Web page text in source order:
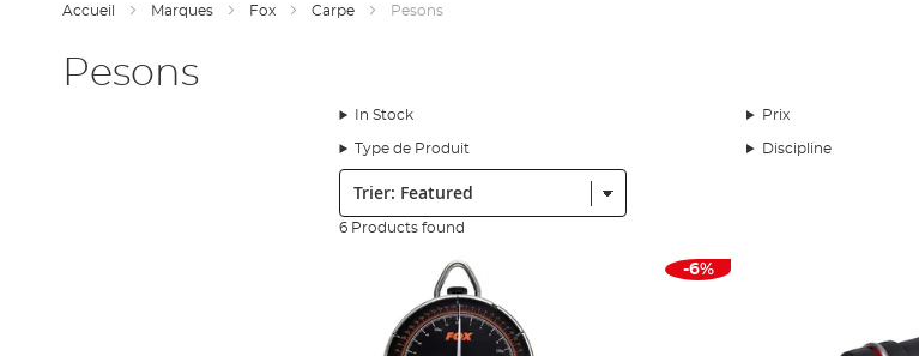
Accueil Marques Fox Carpe Pesons
Pesons
In Stock Prix
Type de Produit Discipline
Trier:
6 Products found
-6%